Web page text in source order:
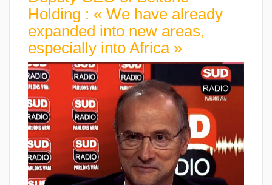
Holding : « We have already
expanded into new areas,
especially into Africa »